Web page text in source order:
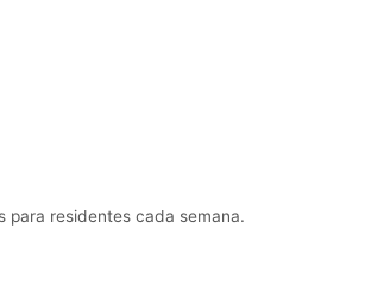
para residentes cada semana.